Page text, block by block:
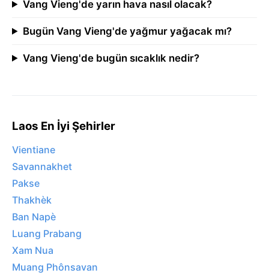
Vang Vieng'de yarın hava nasıl olacak?
Bugün Vang Vieng'de yağmur yağacak mı?
Vang Vieng'de bugün sıcaklık nedir?
Laos En İyi Şehirler
Vientiane
Savannakhet
Pakse
Thakhèk
Ban Napè
Luang Prabang
Xam Nua
Muang Phônsavan